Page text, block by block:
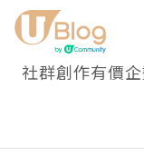
社群創作有價